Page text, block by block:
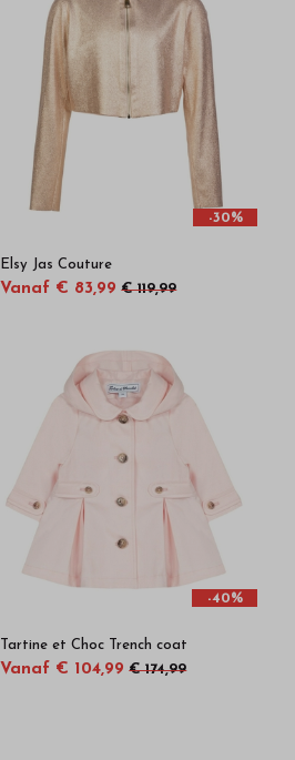
-30%
Elsy Jas Couture
Vanaf € 83,99 € 119,99
-40%
Tartine et Choc Trench coat
Vanaf € 104,99 € 174,99